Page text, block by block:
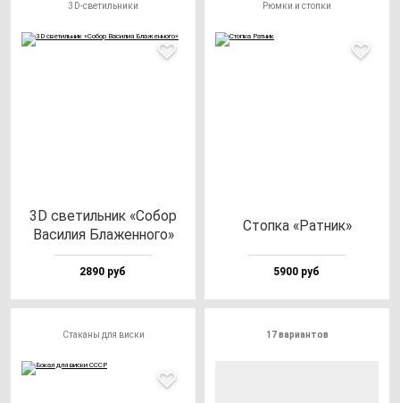
3D-светильники
3D све­тиль­ник «Собор
Васи­лия Бла­жен­но­го»
2890 руб
Рюмки и стопки
Стоп­ка «Рат­ник»
5900 руб
Стаканы для виски 17 вариантов